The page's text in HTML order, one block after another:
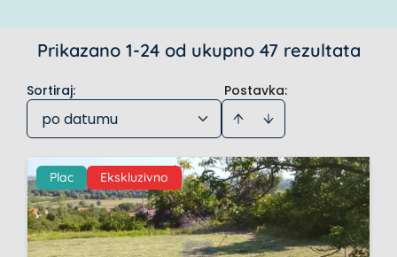
Prikazano 1-24 od ukupno 47 rezultata
Postavka:
Sortiraj:
po datumu
Plac Ekskluzivno